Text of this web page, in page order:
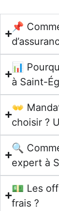
📌
📊
à Saint-
👐
choisir ?
🔍
expert à
💵 Les
frais ?